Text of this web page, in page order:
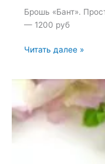
Брошь «Бант».
— 1200 руб
Брошь
апреля
2024
Читать далее »